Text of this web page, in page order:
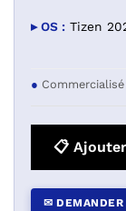
▸ OS : Tizen
●
📋
✉ DEMANDER